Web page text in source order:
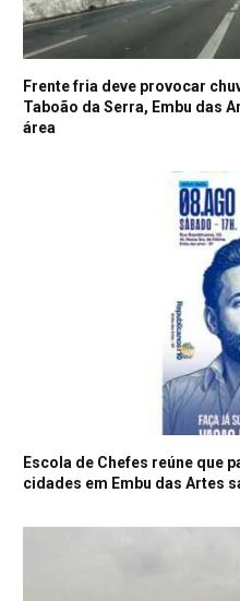
Frente fria deve provocar
Taboão da Serra, Embu das
área
Escola de Chefes reúne que
cidades em Embu das Artes